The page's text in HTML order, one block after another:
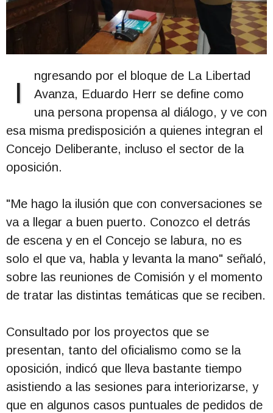
I
ngresando por el bloque de La Libertad
Avanza, Eduardo Herr se define como
una persona propensa al diálogo, y ve con
esa misma predisposición a quienes integran el
Concejo Deliberante, incluso el sector de la
oposición.
"Me hago la ilusión que con conversaciones se
va a llegar a buen puerto. Conozco el detrás
de escena y en el Concejo se labura, no es
solo el que va, habla y levanta la mano" señaló,
sobre las reuniones de Comisión y el momento
de tratar las distintas temáticas que se reciben.
Consultado por los proyectos que se
presentan, tanto del oficialismo como se la
oposición, indicó que lleva bastante tiempo
asistiendo a las sesiones para interiorizarse, y
que en algunos casos puntuales de pedidos de